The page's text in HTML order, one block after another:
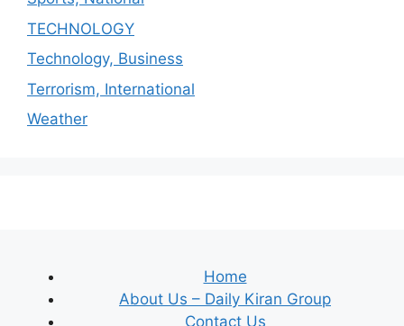
TECHNOLOGY
Technology, Business
Terrorism, International
Weather
Home
About Us – Daily Kiran Group
Contact Us